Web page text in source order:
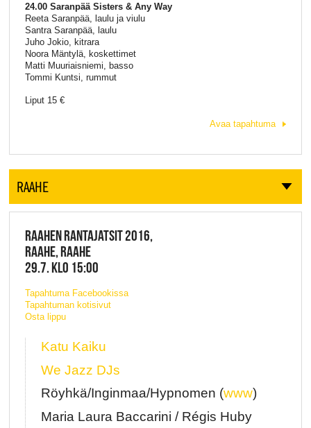
24.00 Saranpää Sisters & Any Way
Reeta Saranpää, laulu ja viulu
Santra Saranpää, laulu
Juho Jokio, kitrara
Noora Mäntylä, koskettimet
Matti Muuriaisniemi, basso
Tommi Kuntsi, rummut
Liput 15 €
Avaa tapahtuma
RAAHE
RAAHEN RANTAJATSIT 2016,
RAAHE, RAAHE
29.7. KLO 15:00
Tapahtuma Facebookissa
Tapahtuman kotisivut
Osta lippu
Katu Kaiku
We Jazz DJs
Röyhkä/Inginmaa/Hypnomen (www)
Maria Laura Baccarini / Régis Huby